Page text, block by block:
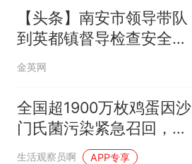
【头条】南安市领导带队
到英都镇督导检查安全生
产工作
金英网
全国超1900万枚鸡蛋因沙
门氏菌污染紧急召回，你
中招了吗？
生活观察员啊 APP专享